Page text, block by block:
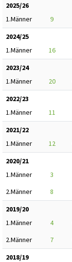
2025/26
1.Männer
9
2024/25
1.Männer
16
2023/24
1.Männer
20
2022/23
1.Männer
11
2021/22
1.Männer
12
2020/21
1.Männer
3
2.Männer
8
2019/20
1.Männer
4
2.Männer
7
2018/19